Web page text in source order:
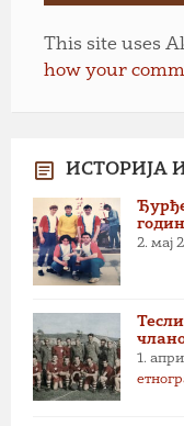
This site uses
how your
ИСТОРИЈА
2. мај
1.